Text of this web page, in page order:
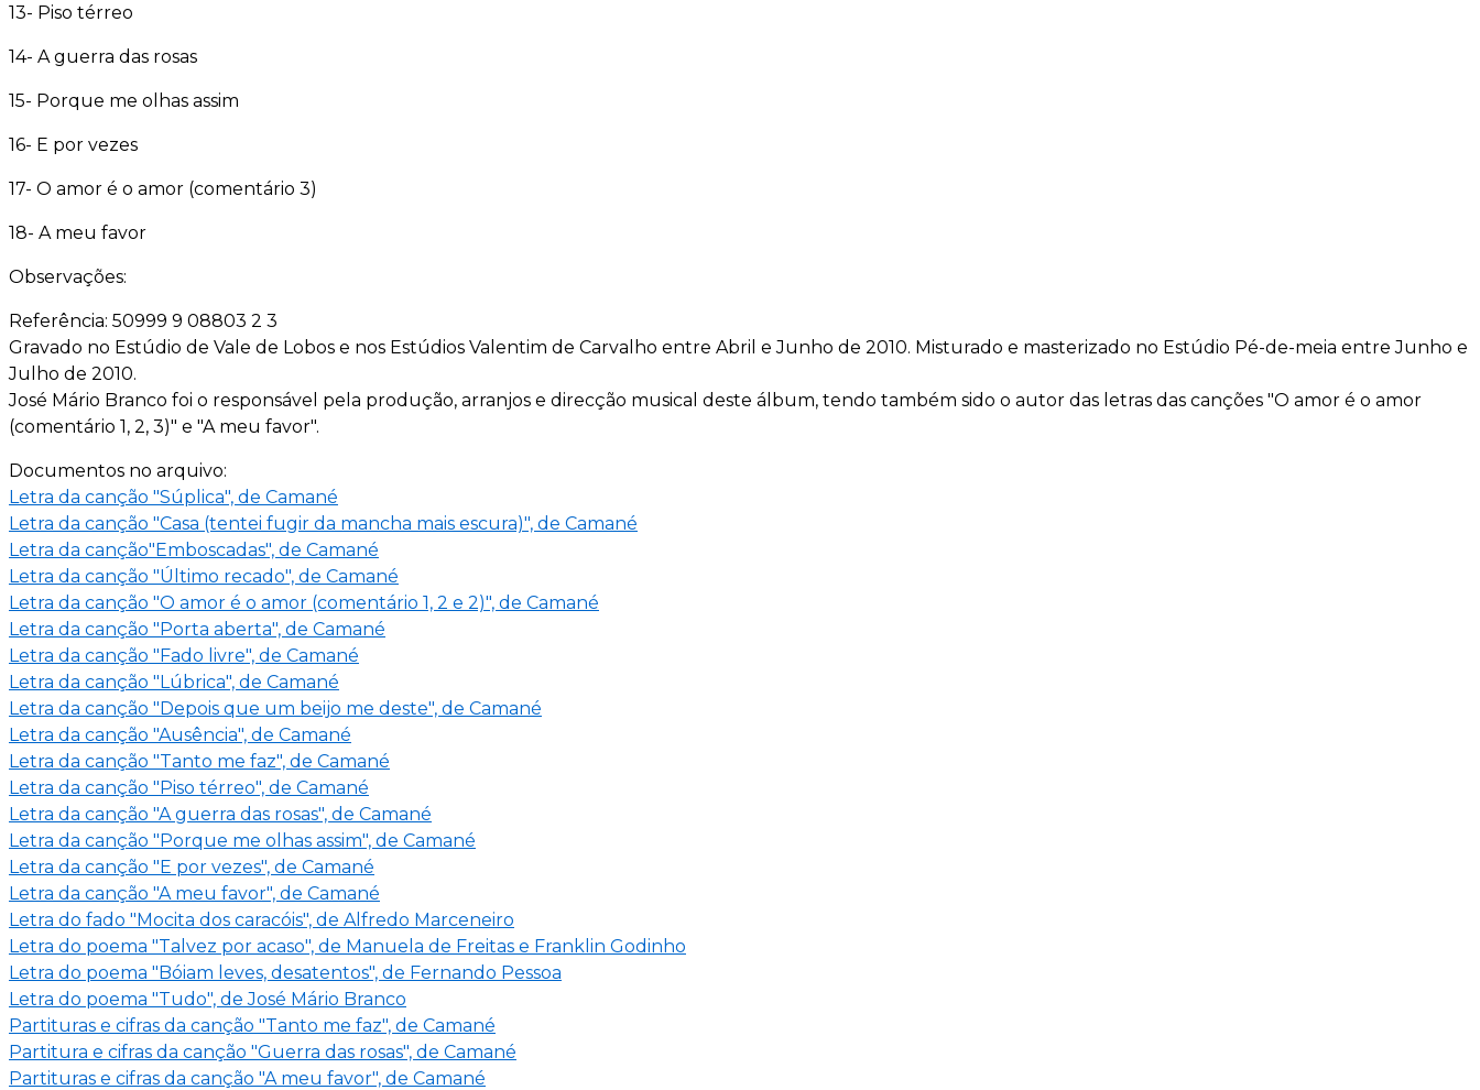
13- Piso térreo
14- A guerra das rosas
15- Porque me olhas assim
16- E por vezes
17- O amor é o amor (comentário 3)
18- A meu favor
Observações:
Referência: 50999 9 08803 2 3
Gravado no Estúdio de Vale de Lobos e nos Estúdios Valentim de Carvalho entre Abril e Junho de 2010. Misturado e masterizado no Estúdio Pé-de-meia entre Junho e
Julho de 2010.
José Mário Branco foi o responsável pela produção, arranjos e direcção musical deste álbum, tendo também sido o autor das letras das canções "O amor é o amor
(comentário 1, 2, 3)" e "A meu favor".
Documentos no arquivo:
Letra da canção "Súplica", de Camané
Letra da canção "Casa (tentei fugir da mancha mais escura)", de Camané
Letra da canção"Emboscadas", de Camané
Letra da canção "Último recado", de Camané
Letra da canção "O amor é o amor (comentário 1, 2 e 2)", de Camané
Letra da canção "Porta aberta", de Camané
Letra da canção "Fado livre", de Camané
Letra da canção "Lúbrica", de Camané
Letra da canção "Depois que um beijo me deste", de Camané
Letra da canção "Ausência", de Camané
Letra da canção "Tanto me faz", de Camané
Letra da canção "Piso térreo", de Camané
Letra da canção "A guerra das rosas", de Camané
Letra da canção "Porque me olhas assim", de Camané
Letra da canção "E por vezes", de Camané
Letra da canção "A meu favor", de Camané
Letra do fado "Mocita dos caracóis", de Alfredo Marceneiro
Letra do poema "Talvez por acaso", de Manuela de Freitas e Franklin Godinho
Letra do poema "Bóiam leves, desatentos", de Fernando Pessoa
Letra do poema "Tudo", de José Mário Branco
Partituras e cifras da canção "Tanto me faz", de Camané
Partitura e cifras da canção "Guerra das rosas", de Camané
Partituras e cifras da canção "A meu favor", de Camané